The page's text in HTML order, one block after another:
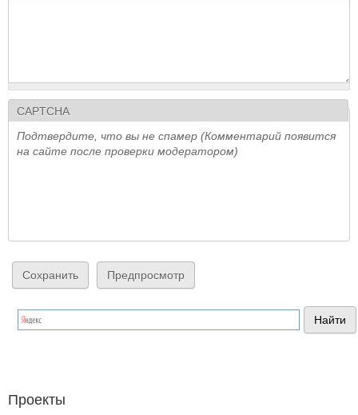
CAPTCHA
Подтвердите, что вы не спамер (Комментарий появится
на сайте после проверки модератором)
Проекты